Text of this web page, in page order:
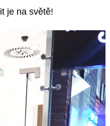
je na světě!